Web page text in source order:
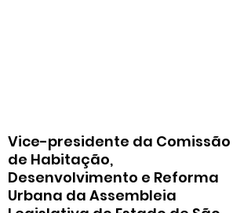
Vice-presidente da Comissão
de Habitação,
Desenvolvimento e Reforma
Urbana da Assembleia